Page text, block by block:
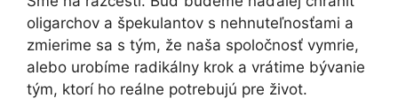
oligarchov a špekulantov s nehnuteľnosťami a
zmierime sa s tým, že naša spoločnosť vymrie,
alebo urobíme radikálny krok a vrátime bývanie
tým, ktorí ho reálne potrebujú pre život.